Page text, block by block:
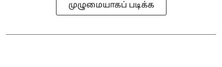
முழுமையாகப் படிக்க